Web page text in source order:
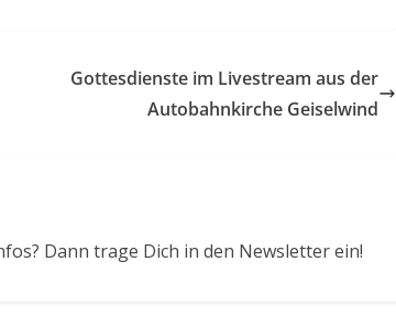
Gottesdienste im Livestream aus der
Autobahnkirche Geiselwind
Dann trage Dich in den Newsletter ein!